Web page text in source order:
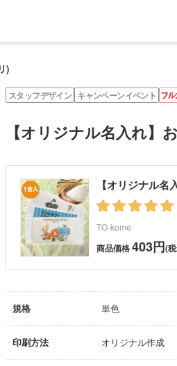
)
【オリジナル名入れ】
スタッフデザイン キャンペーンイベント フ
ル
ー
【オリジナル
TO-kome
商品価格403円(
規格 単色
印刷方法 オリジナル作成